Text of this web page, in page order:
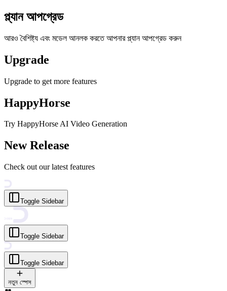
প্ল্যান আপগ্রেড
আরও বৈশিষ্ট্য এবং মডেল আনলক করতে আপনার প্ল্যান আপগ্রেড করুন
Upgrade
Upgrade to get more features
HappyHorse
Try HappyHorse AI Video Generation
New Release
Check out our latest features
Toggle Sidebar
Toggle Sidebar
Toggle Sidebar
নতুন স্পেস